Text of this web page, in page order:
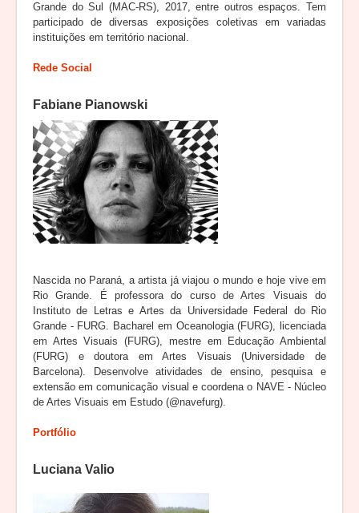
Grande do Sul (MAC-RS), 2017, entre outros espaços. Tem
participado de diversas exposições coletivas em variadas
instituições em território nacional.
Rede Social
Fabiane Pianowski
Nascida no Paraná, a artista já viajou o mundo e hoje vive em
Rio Grande. É professora do curso de Artes Visuais do
Instituto de Letras e Artes da Universidade Federal do Rio
Grande - FURG. Bacharel em Oceanologia (FURG), licenciada
em Artes Visuais (FURG), mestre em Educação Ambiental
(FURG) e doutora em Artes Visuais (Universidade de
Barcelona). Desenvolve atividades de ensino, pesquisa e
extensão em comunicação visual e coordena o NAVE - Núcleo
de Artes Visuais em Estudo (@navefurg).
Portfólio
Luciana Valio